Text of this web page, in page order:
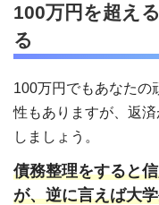
100万円を超え
る
100万円でもあなたの
性もありますが、返
しましょう。
債務整理をすると
が、逆に言えば大